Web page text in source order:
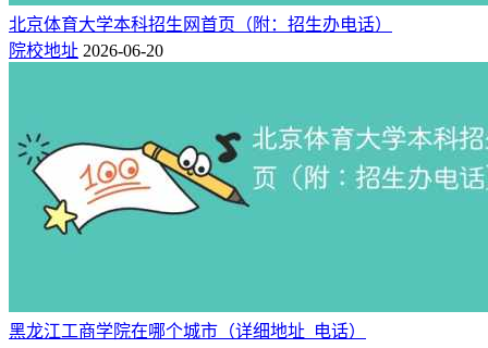
北京体育大学本科招生网首页（附：招生办电话）
院校地址 2026-06-20
黑龙江工商学院在哪个城市（详细地址_电话）